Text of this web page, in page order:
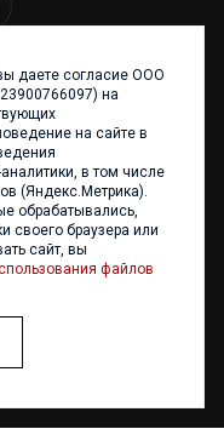
47
898,
права защищены
даете согласие ООО
на
на сайте в
в том числе
(Яндекс.Метрика).
обрабатывались,
своего браузера или
сайт, вы
файлов